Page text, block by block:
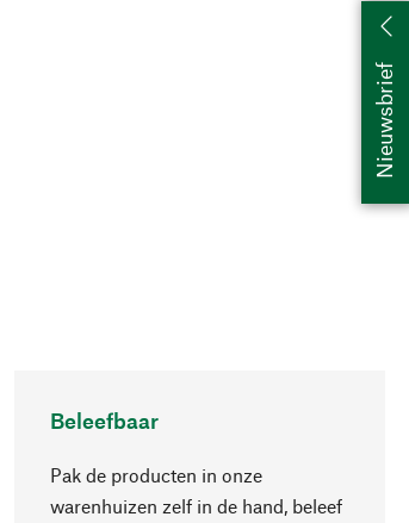
Nieuwsbrief
Beleefbaar
Pak de producten in onze
warenhuizen zelf in de hand, beleef